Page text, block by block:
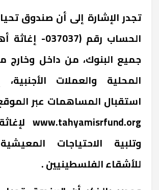
تجدر الإشارة إلى أن صندوق
الحساب رقم
جميع البنوك، من داخل وخارج
المحلية والعملات
استقبال المساهمات عبر
www.tahyamisrfund.org
وتلبية الاحتياجات
للأشقاء الفلسطينيين .